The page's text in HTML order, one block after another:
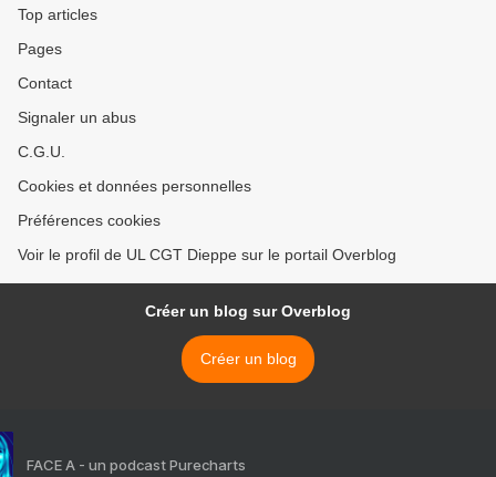
Top articles
Pages
Contact
Signaler un abus
C.G.U.
Cookies et données personnelles
Préférences cookies
Voir le profil de UL CGT Dieppe sur le portail Overblog
Créer un blog sur Overblog
Créer un blog
FACE A - un podcast Purecharts